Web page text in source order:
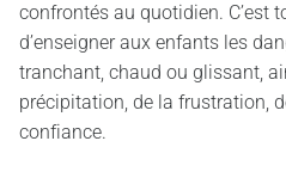
confrontés au quotidien. C’est
d’enseigner aux enfants les
tranchant, chaud ou glissant,
précipitation, de la frustration,
confiance.